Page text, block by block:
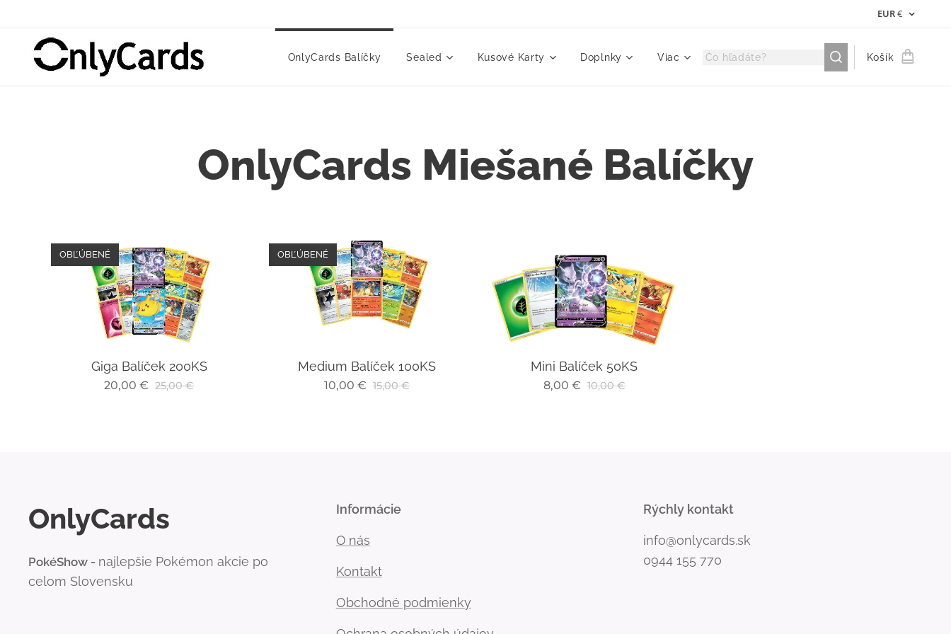
EUR€
OnlyCards Balíčky Sealed Kusové Karty Doplnky Viac Košík
OnlyCards Miešané Balíčky
Giga Balíček 200KS
OBĽÚBENÉ
20,00 € 25,00€
Medium Balíček 100KS
OBĽÚBENÉ
10,00 € 15,00€
Mini Balíček 50KS
8,00 € 10,00€
OnlyCards
PokéShow - najlepšie Pokémon akcie po
celom Slovensku
Informácie
O nás
Kontakt
Obchodné podmienky
Rýchly kontakt
info@onlycards.sk
0944 155 770